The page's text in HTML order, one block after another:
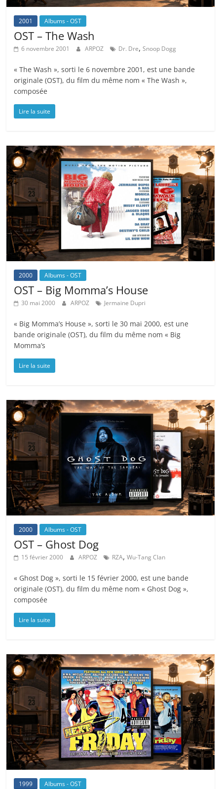
2001 Albums - OST
OST – The Wash
6 novembre 2001 ARPOZ Dr. Dre,Snoop Dogg
« The Wash », sorti le 6 novembre 2001, est une bande
originale (OST), du film du même nom « The Wash »,
composée
Lire la suite
2000 Albums - OST
OST – Big Momma’s House
30 mai 2000 ARPOZ Jermaine Dupri
« Big Momma’s House », sorti le 30 mai 2000, est une
bande originale (OST), du film du même nom « Big
Momma’s
Lire la suite
2000 Albums - OST
OST – Ghost Dog
15 février 2000 ARPOZ RZA,Wu-Tang Clan
« Ghost Dog », sorti le 15 février 2000, est une bande
originale (OST), du film du même nom « Ghost Dog »,
composée
Lire la suite
1999 Albums - OST